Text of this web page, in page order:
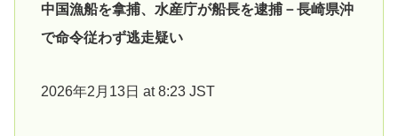
中国漁船を拿捕、水産庁が船長を逮捕－長崎県沖
で命令従わず逃走疑い
2026年2月13日 at 8:23 JST